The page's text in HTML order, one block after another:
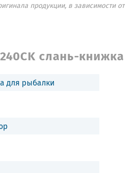
продукции, в зависимости от
слань-книжка
для рыбалки